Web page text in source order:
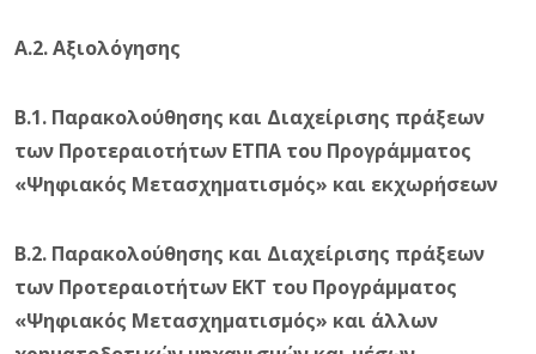
Α.2. Αξιολόγησης
Β.1. Παρακολούθησης και Διαχείρισης πράξεων
των Προτεραιοτήτων ΕΤΠΑ του Προγράμματος
«Ψηφιακός Μετασχηματισμός» και εκχωρήσεων
Β.2. Παρακολούθησης και Διαχείρισης πράξεων
των Προτεραιοτήτων EKT του Προγράμματος
«Ψηφιακός Μετασχηματισμός» και άλλων